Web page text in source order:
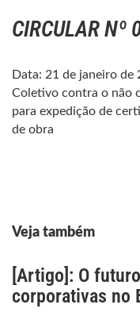
CIRCULAR
Data: 21 de janeiro de
Coletivo contra o não
para expedição de
de obra
Veja também
[Artigo]: O
corporativas no